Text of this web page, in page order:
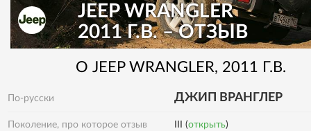
JEEP WRANGLER
2011 Г.В. – ОТЗЫВ
О JEEP WRANGLER, 2011 Г.В.
По-русски ДЖИП ВРАНГЛЕР
Поколение, про которое отзыв III (открыть)